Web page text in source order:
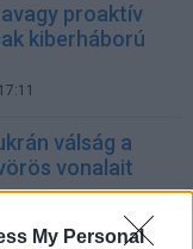
My Personal
proaktív
kiberháború
válság a
vonalait